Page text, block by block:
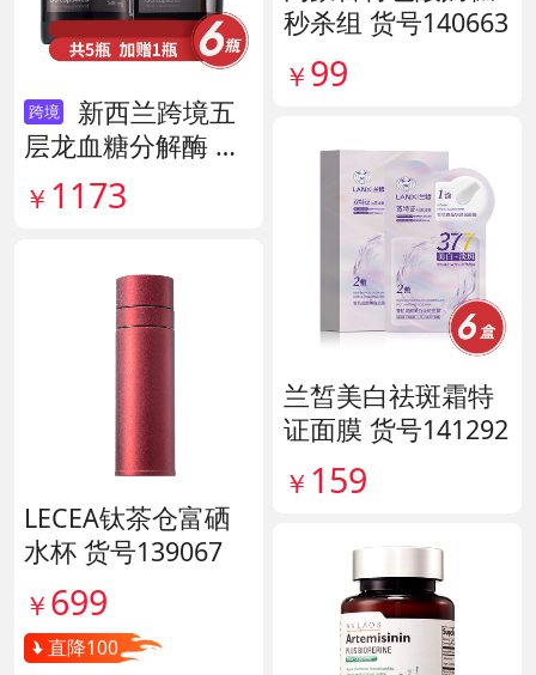
跨境
新西兰跨境五
层龙血糖分解酶 货
号138890
￥ 1173
LECEA钛茶仓富硒
水杯 货号139067
￥ 699
直降100
秒杀组 货号140663
￥ 99
兰皙美白祛斑霜特
证面膜 货号141292
￥ 159